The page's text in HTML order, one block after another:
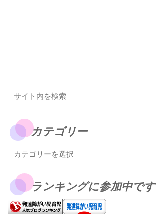
カテゴリー
ランキングに参加中です